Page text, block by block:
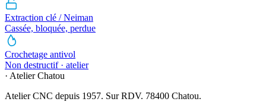
Extraction clé / Neiman
Cassée, bloquée, perdue
Crochetage antivol
Non destructif · atelier
· Atelier Chatou
Atelier CNC depuis 1957. Sur RDV. 78400 Chatou.